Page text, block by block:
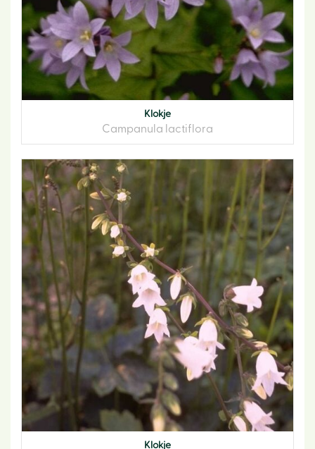
Klokje
Campanula lactiflora
Klokje